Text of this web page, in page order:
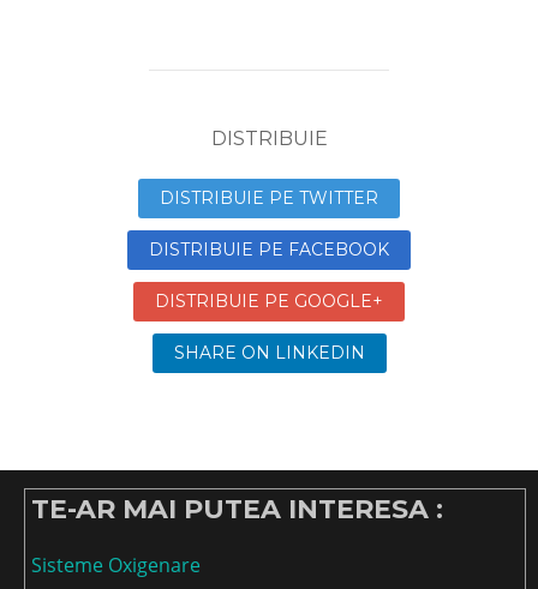
DISTRIBUIE
DISTRIBUIE PE TWITTER
DISTRIBUIE PE FACEBOOK
DISTRIBUIE PE GOOGLE+
SHARE ON LINKEDIN
TE-AR MAI PUTEA INTERESA :
Sisteme Oxigenare